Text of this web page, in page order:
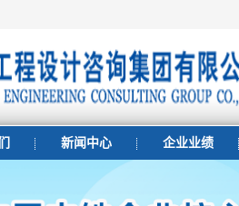
新闻中心 企业业绩